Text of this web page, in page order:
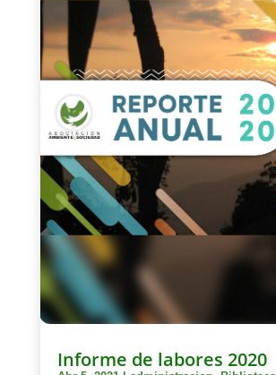
Informe de labores 2020